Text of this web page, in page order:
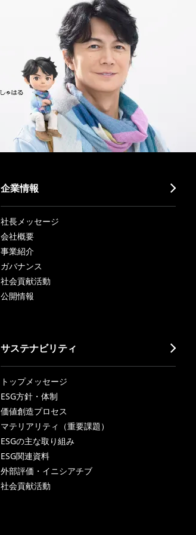
企業情報
社長メッセージ
会社概要
事業紹介
ガバナンス
社会貢献活動
公開情報
サステナビリティ
トップメッセージ
ESG方針・体制
価値創造プロセス
マテリアリティ（重要課題）
ESGの主な取り組み
ESG関連資料
外部評価・イニシアチブ
社会貢献活動